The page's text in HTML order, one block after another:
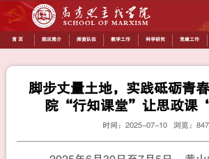
首 页 院况简介 师资队伍 教学工作 科学研究 党建工作
脚步丈量土地，实践砥砺青
院“行知课堂”让思政课
时间：2025-07-10 浏览：847